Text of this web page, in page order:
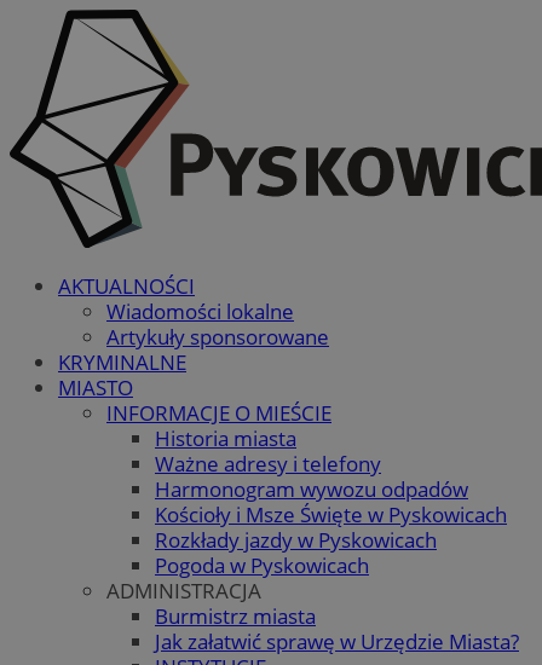
AKTUALNOŚCI
Wiadomości lokalne
Artykuły sponsorowane
KRYMINALNE
MIASTO
INFORMACJE O MIEŚCIE
Historia miasta
Ważne adresy i telefony
Harmonogram wywozu odpadów
Kościoły i Msze Święte w Pyskowicach
Rozkłady jazdy w Pyskowicach
Pogoda w Pyskowicach
ADMINISTRACJA
Burmistrz miasta
Jak załatwić sprawę w Urzędzie Miasta?